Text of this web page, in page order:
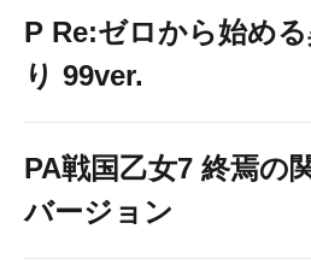
P Re:ゼロから始め
り 99ver.
PA戦国乙女7 終焉の
バージョン